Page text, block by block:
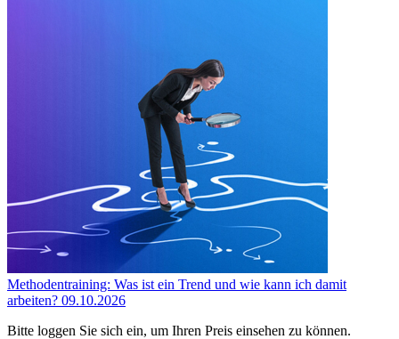
Methodentraining: Was ist ein Trend und wie kann ich damit
arbeiten? 09.10.2026
Bitte loggen Sie sich ein, um Ihren Preis einsehen zu können.